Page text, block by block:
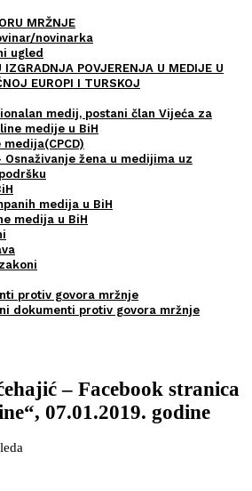
MRŽNJE
novinarka
ugled
IZGRADNJA POVJERENJA U MEDIJE U
EUROPI I TURSKOJ
medij, postani član Vijeća za
medije u BiH
Osnaživanje žena u medijima uz
medija u BiH
medija u BiH
protiv govora mržnje
dokumenti protiv govora mržnje
– Facebook stranica
07.01.2019. godine